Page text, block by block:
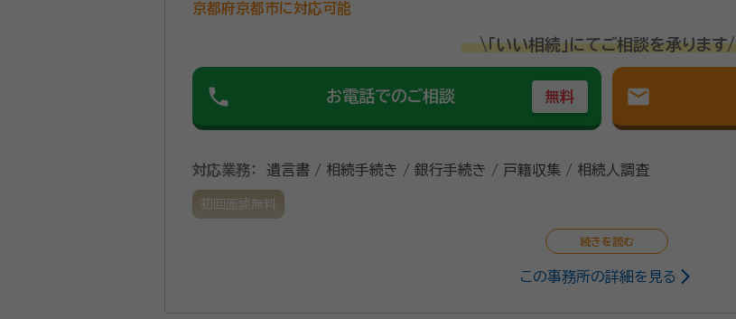
京都府京都市に対応可能
\「いい相続」にてご相談を承ります/
phone お電話でのご相談 無料 mail
対応業務： 遺言書 / 相続手続き / 銀行手続き / 戸籍収集 / 相続人調査
初回面談無料
この事務所の詳細を見る